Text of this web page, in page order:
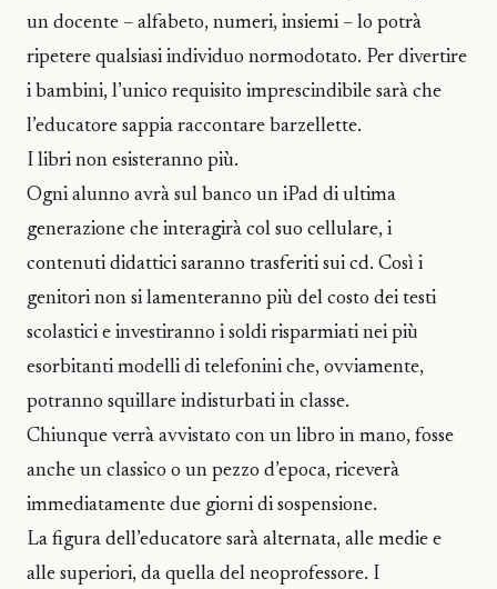
un docente – alfabeto, numeri, insiemi – lo potrà
ripetere qualsiasi individuo normodotato. Per divertire
i bambini, l’unico requisito imprescindibile sarà che
l’educatore sappia raccontare barzellette.
I libri non esisteranno più.
Ogni alunno avrà sul banco un iPad di ultima
generazione che interagirà col suo cellulare, i
contenuti didattici saranno trasferiti sui cd. Così i
genitori non si lamenteranno più del costo dei testi
scolastici e investiranno i soldi risparmiati nei più
esorbitanti modelli di telefonini che, ovviamente,
potranno squillare indisturbati in classe.
Chiunque verrà avvistato con un libro in mano, fosse
anche un classico o un pezzo d’epoca, riceverà
immediatamente due giorni di sospensione.
La figura dell’educatore sarà alternata, alle medie e
alle superiori, da quella del neoprofessore. I